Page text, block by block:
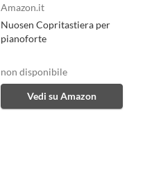
Amazon.it
Nuosen Copritastiera per
pianoforte
non disponibile
Vedi su Amazon